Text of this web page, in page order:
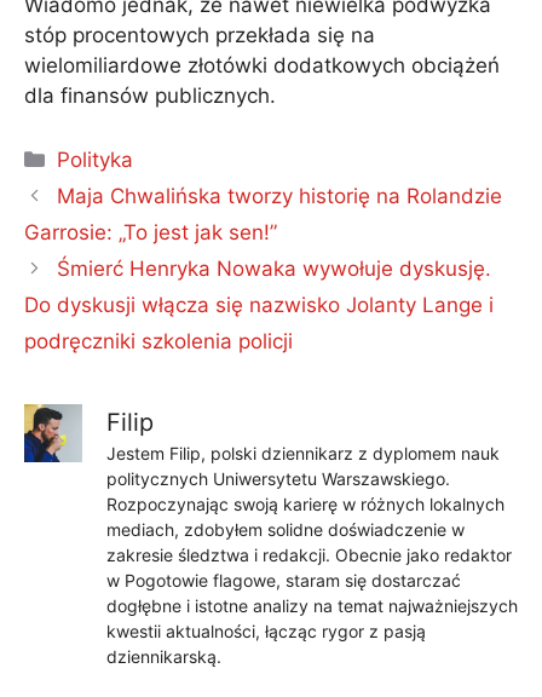
stóp procentowych przekłada się na
wielomiliardowe złotówki dodatkowych obciążeń
dla finansów publicznych.
Kategorie
Polityka
Maja Chwalińska tworzy historię na Rolandzie
Garrosie: „To jest jak sen!”
Śmierć Henryka Nowaka wywołuje dyskusję.
Do dyskusji włącza się nazwisko Jolanty Lange i
podręczniki szkolenia policji
Filip
Jestem Filip, polski dziennikarz z dyplomem nauk
politycznych Uniwersytetu Warszawskiego.
Rozpoczynając swoją karierę w różnych lokalnych
mediach, zdobyłem solidne doświadczenie w
zakresie śledztwa i redakcji. Obecnie jako redaktor
w Pogotowie flagowe, staram się dostarczać
dogłębne i istotne analizy na temat najważniejszych
kwestii aktualności, łącząc rygor z pasją
dziennikarską.